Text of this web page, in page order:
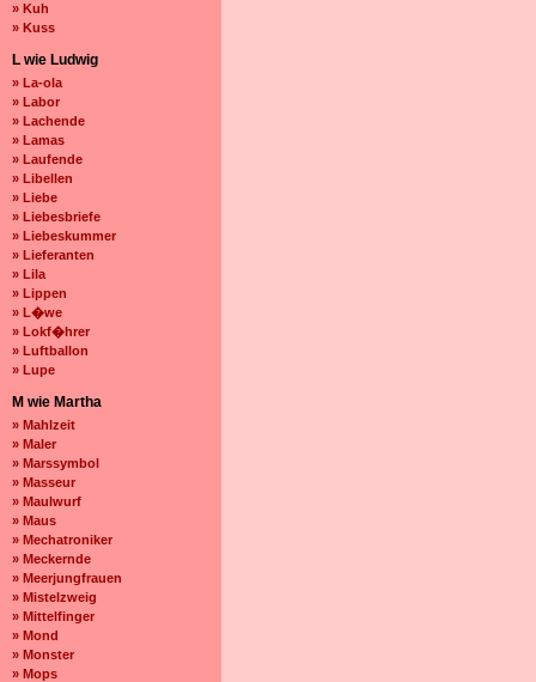
» Kuh
» Kuss
L wie Ludwig
» La-ola
» Labor
» Lachende
» Lamas
» Laufende
» Libellen
» Liebe
» Liebesbriefe
» Liebeskummer
» Lieferanten
» Lila
» Lippen
» L�we
» Lokf�hrer
» Luftballon
» Lupe
M wie Martha
» Mahlzeit
» Maler
» Marssymbol
» Masseur
» Maulwurf
» Maus
» Mechatroniker
» Meckernde
» Meerjungfrauen
» Mistelzweig
» Mittelfinger
» Mond
» Monster
» Mops